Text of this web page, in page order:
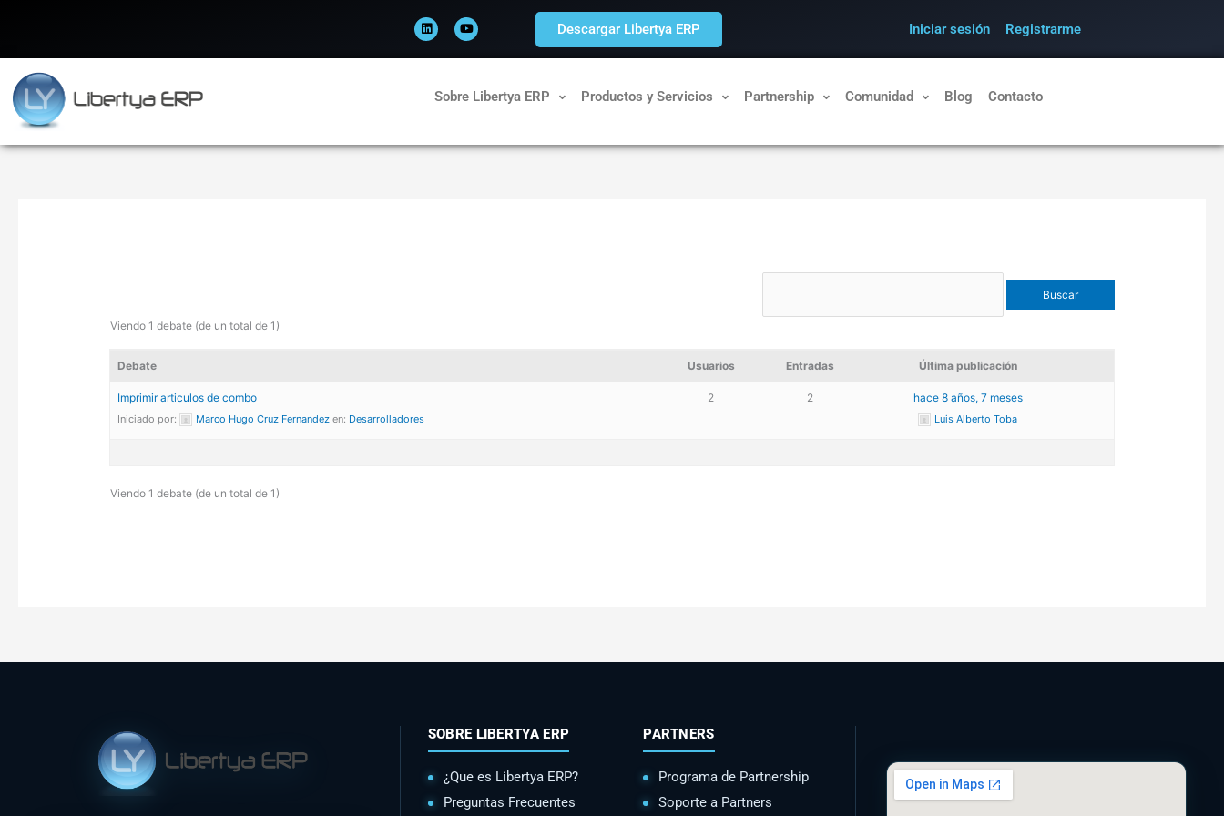
i
n
k
e
o
u
t
u
Descargar Libertya ERP Iniciar sesión Registrarme
Sobre Libertya ERP Productos y Servicios Partnership Comunidad Blog Contacto
Viendo 1 debate (de un total de 1)
Debate Usuarios Entradas Última publicación
Imprimir articulos de combo
Iniciado por: Marco Hugo Cruz Fernandez en: Desarrolladores
2 2 hace 8 años, 7 meses
Luis Alberto Toba
Viendo 1 debate (de un total de 1)
SOBRE LIBERTYA ERP
¿Que es Libertya ERP?
Preguntas Frecuentes
PARTNERS
Programa de Partnership
Soporte a Partners